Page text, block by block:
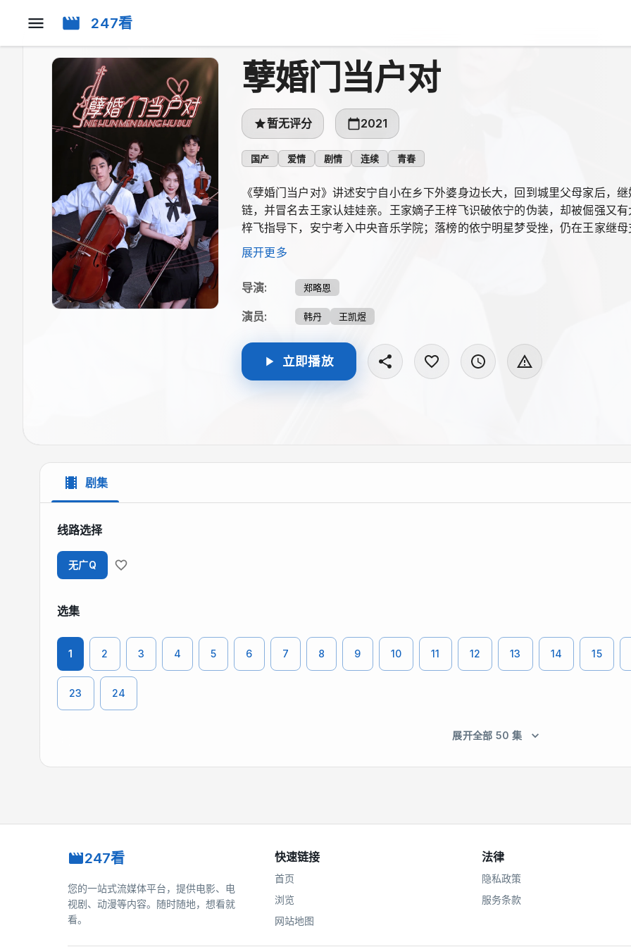
247看
孽婚门当户对
暂无评分 2021
国产 爱情 剧情 连续 青春
《孽婚门当户对》讲述安宁自小在乡下外婆身边长大，回到城里父母家后，
链，并冒名去王家认娃娃亲。王家嫡子王梓飞识破依宁的伪装，却被倔强又
梓飞指导下，安宁考入中央音乐学院；落榜的依宁明星梦受挫，仍在王家继
误把舍友刘鹏当成他。
展开更多
导演: 郑略恩
演员: 韩丹 王凯煜
立即播放
剧集
线路选择
无广Q
选集
1 2 3 4 5 6 7 8 9 10 11 12 13 14 15
23 24
展开全部 50 集
247看
您的一站式流媒体平台，提供电影、电
视剧、动漫等内容。随时随地，想看就
看。
快速链接
首页
浏览
网站地图
法律
隐私政策
服务条款